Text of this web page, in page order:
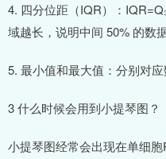
4. 四分位距（IQR）：
域越长，说明中间 50% 的数
5. 最小值和最大值：分别对应
3 什么时候会用到小提琴图？
小提琴图经常会出现在单细